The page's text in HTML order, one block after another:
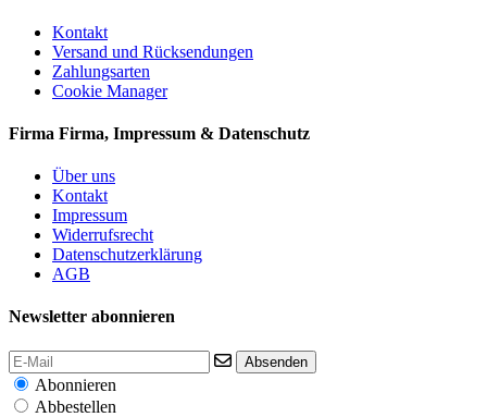
Kontakt
Versand und Rücksendungen
Zahlungsarten
Cookie Manager
Firma Firma, Impressum & Datenschutz
Über uns
Kontakt
Impressum
Widerrufsrecht
Datenschutzerklärung
AGB
Newsletter abonnieren
Absenden
Abonnieren
Abbestellen